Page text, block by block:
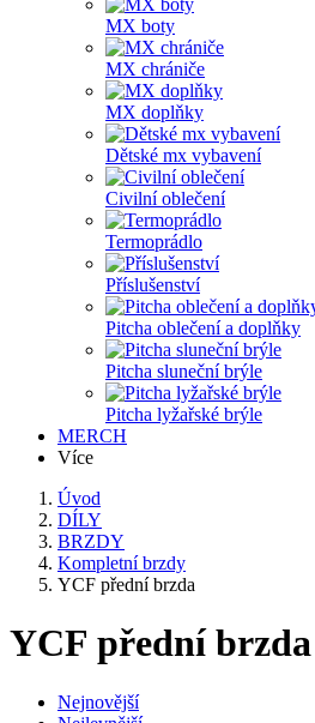
MX boty
MX chrániče
MX doplňky
Dětské mx vybavení
Civilní oblečení
Termoprádlo
Příslušenství
Pitcha oblečení a doplňky
Pitcha sluneční brýle
Pitcha lyžařské brýle
MERCH
Více
Úvod
DÍLY
BRZDY
Kompletní brzdy
YCF přední brzda
YCF přední brzda
Nejnovější